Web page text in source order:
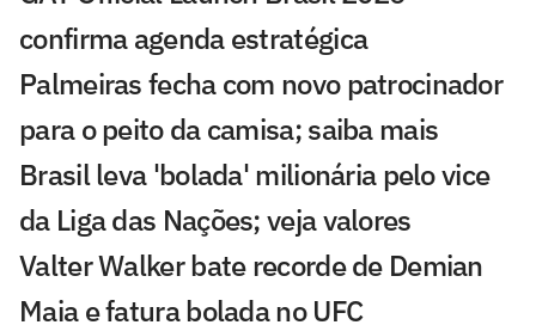
confirma agenda estratégica
Palmeiras fecha com novo patrocinador
para o peito da camisa; saiba mais
Brasil leva 'bolada' milionária pelo vice
da Liga das Nações; veja valores
Valter Walker bate recorde de Demian
Maia e fatura bolada no UFC